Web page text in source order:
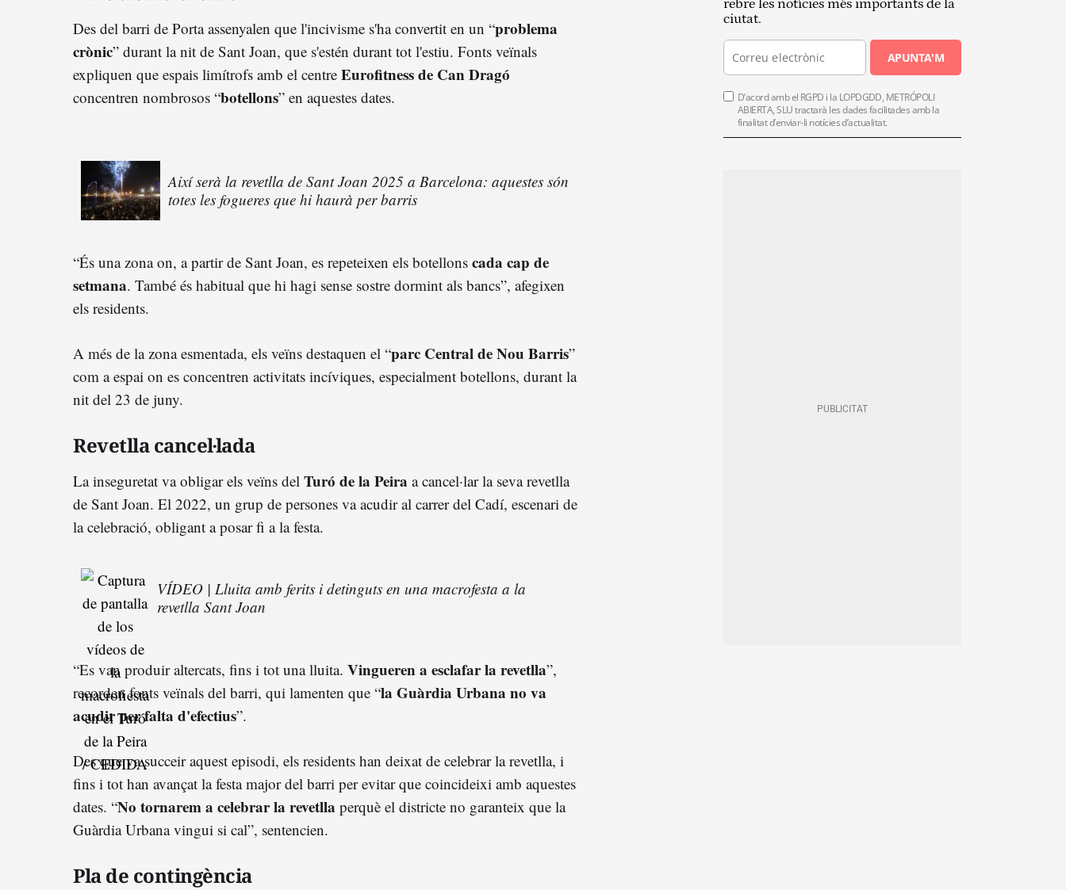
Des del barri de Porta assenyalen que l'incivisme s'ha convertit en un “problema
crònic” durant la nit de Sant Joan, que s'estén durant tot l'estiu. Fonts veïnals
expliquen que espais limítrofs amb el centre Eurofitness de Can Dragó
concentren nombrosos “botellons” en aquestes dates.
Així serà la revetlla de Sant Joan 2025 a Barcelona: aquestes són
totes les fogueres que hi haurà per barris
“És una zona on, a partir de Sant Joan, es repeteixen els botellons cada cap de
setmana. També és habitual que hi hagi sense sostre dormint als bancs”, afegixen
els residents.
A més de la zona esmentada, els veïns destaquen el “parc Central de Nou Barris”
com a espai on es concentren activitats incíviques, especialment botellons, durant la
nit del 23 de juny.
Revetlla cancel·lada
La inseguretat va obligar els veïns del Turó de la Peira a cancel·lar la seva revetlla
de Sant Joan. El 2022, un grup de persones va acudir al carrer del Cadí, escenari de
la celebració, obligant a posar fi a la festa.
VÍDEO | Lluita amb ferits i detinguts en una macrofesta a la
revetlla Sant Joan
“Es van produir altercats, fins i tot una lluita. Vingueren a esclafar la revetlla”,
recorden fonts veïnals del barri, qui lamenten que “la Guàrdia Urbana no va
acudir per falta d'efectius”.
Des que va succeir aquest episodi, els residents han deixat de celebrar la revetlla, i
fins i tot han avançat la festa major del barri per evitar que coincideixi amb aquestes
dates. “No tornarem a celebrar la revetlla perquè el districte no garanteix que la
Guàrdia Urbana vingui si cal”, sentencien.
Pla de contingència
rebre les notícies més importants de la
ciutat.
APUNTA'M
D’acord amb el RGPD i la LOPDGDD, METRÓPOLI
ABIERTA, SLU tractarà les dades facilitades amb la
finalitat d’enviar-li notícies d’actualitat.